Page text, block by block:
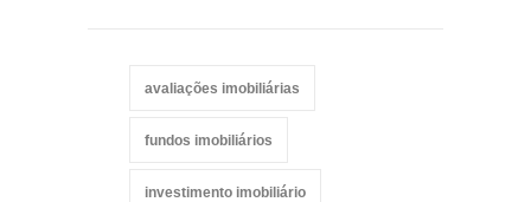
avaliações imobiliárias
fundos imobiliários
investimento imobiliário